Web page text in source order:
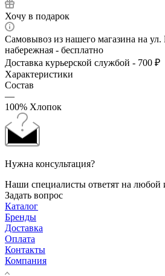
Хочу в подарок
Самовывоз из нашего магазина на ул.
набережная - бесплатно
Доставка курьерской службой - 700 ₽
Характеристики
Состав
—
100% Хлопок
Нужна консультация?
Наши специалисты ответят на
Задать вопрос
Каталог
Бренды
Доставка
Оплата
Контакты
Компания